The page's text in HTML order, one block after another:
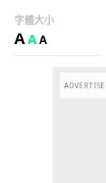
字體大小
AAA